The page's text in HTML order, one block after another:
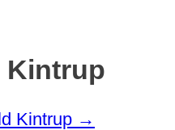
Kintrup
Kintrup →